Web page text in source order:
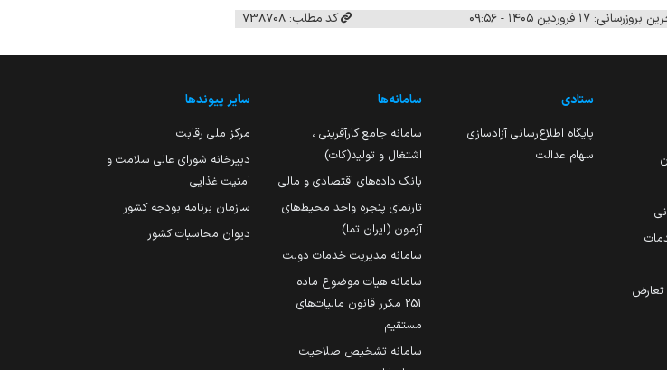
بروزرسانی: ۱۷ فروردین ۱۴۰۵ - ۰۹:۵۶ کد مطلب: 738708
تعارض
ستادی
پایگاه اطلاع‌رسانی آزادسازی
سهام عدالت
سامانه‌ها
سامانه جامع کارآفرینی ،
اشتغال و تولید(کات)
بانک داده‌های اقتصادی و مالی
تارنمای پنجره واحد محیط‌های
آزمون (ایران تما)
سامانه مدیریت خدمات دولت
سامانه هیات موضوع ماده
251 مکرر قانون مالیات‌های
مستقیم
سامانه تشخیص صلاحیت
سایر پیوندها
مرکز ملی رقابت
دبیرخانه شورای عالی سلامت و
امنیت غذایی
سازمان برنامه بودجه کشور
دیوان محاسبات کشور